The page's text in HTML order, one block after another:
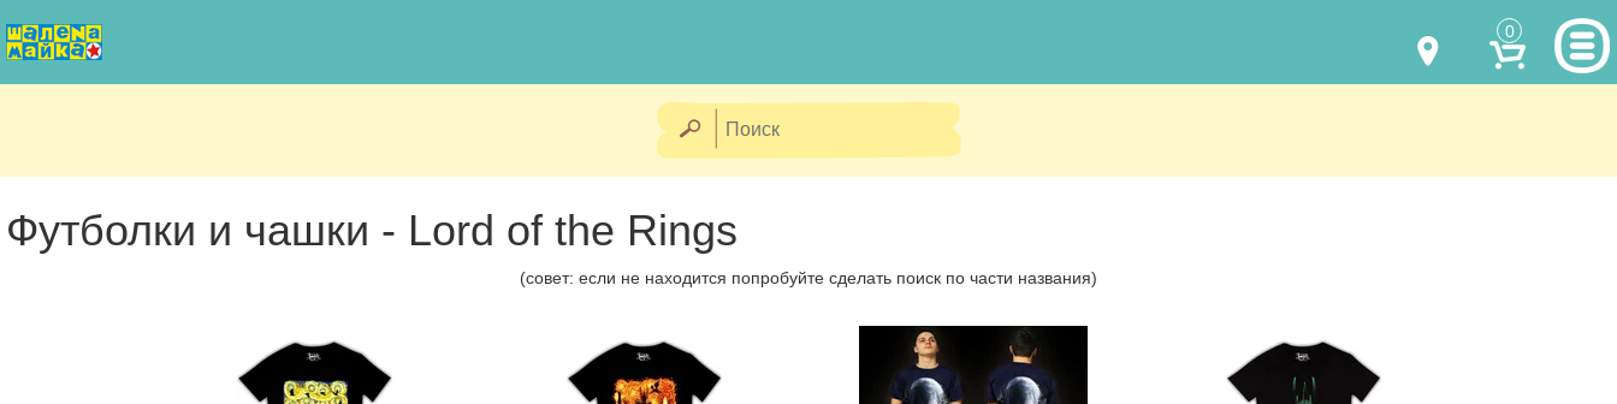
0
ПОЛНАЯ ВЕРСИЯ САЙТА
Футболки и чашки - Lord of the Rings
(совет: если не находится попробуйте сделать поиск по части названия)